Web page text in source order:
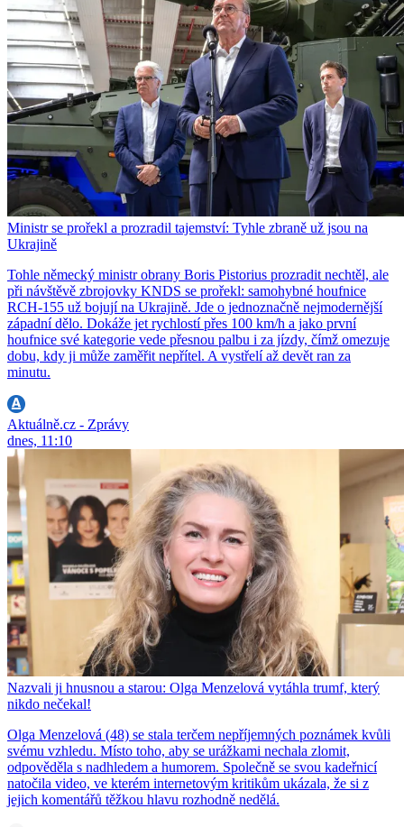
Ministr se prořekl a prozradil tajemství: Tyhle zbraně už jsou na
Ukrajině
Tohle německý ministr obrany Boris Pistorius prozradit nechtěl, ale
při návštěvě zbrojovky KNDS se prořekl: samohybné houfnice
RCH-155 už bojují na Ukrajině. Jde o jednoznačně nejmodernější
západní dělo. Dokáže jet rychlostí přes 100 km/h a jako první
houfnice své kategorie vede přesnou palbu i za jízdy, čímž omezuje
dobu, kdy ji může zaměřit nepřítel. A vystřelí až devět ran za
minutu.
Aktuálně.cz - Zprávy
dnes, 11:10
Nazvali ji hnusnou a starou: Olga Menzelová vytáhla trumf, který
nikdo nečekal!
Olga Menzelová (48) se stala terčem nepříjemných poznámek kvůli
svému vzhledu. Místo toho, aby se urážkami nechala zlomit,
odpověděla s nadhledem a humorem. Společně se svou kadeřnicí
natočila video, ve kterém internetovým kritikům ukázala, že si z
jejich komentářů těžkou hlavu rozhodně nedělá.